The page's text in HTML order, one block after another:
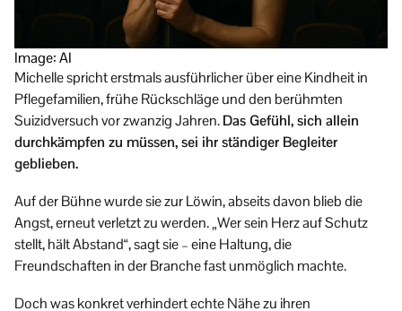
Image: AI
Michelle spricht erstmals ausführlicher über eine Kindheit in
Pflegefamilien, frühe Rückschläge und den berühmten
Suizidversuch vor zwanzig Jahren.Das Gefühl, sich allein
durchkämpfen zu müssen, sei ihr ständiger Begleiter
geblieben.
Auf der Bühne wurde sie zur Löwin, abseits davon blieb die
Angst, erneut verletzt zu werden. „Wer sein Herz auf Schutz
stellt, hält Abstand“, sagt sie – eine Haltung, die
Freundschaften in der Branche fast unmöglich machte.
Doch was konkret verhindert echte Nähe zu ihren